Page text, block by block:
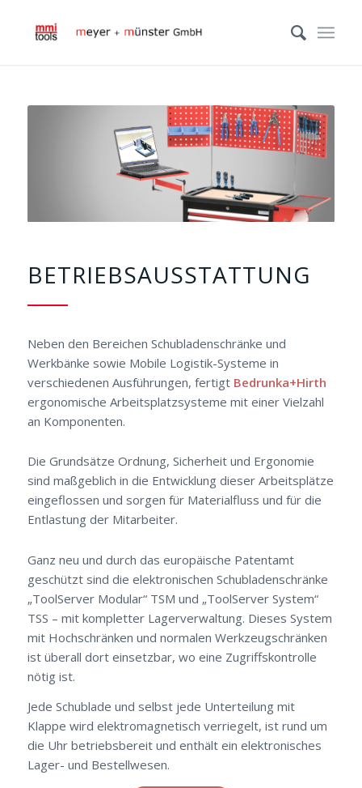
BETRIEBSAUSSTATTUNG
Neben den Bereichen Schubladenschränke und
Werkbänke sowie Mobile Logistik-Systeme in
verschiedenen Ausführungen, fertigt Bedrunka+Hirth
ergonomische Arbeitsplatzsysteme mit einer Vielzahl
an Komponenten.
Die Grundsätze Ordnung, Sicherheit und Ergonomie
sind maßgeblich in die Entwicklung dieser Arbeitsplätze
eingeflossen und sorgen für Materialfluss und für die
Entlastung der Mitarbeiter.
Ganz neu und durch das europäische Patentamt
geschützt sind die elektronischen Schubladenschränke
„ToolServer Modular“ TSM und „ToolServer System“
TSS – mit kompletter Lagerverwaltung. Dieses System
mit Hochschränken und normalen Werkzeugschränken
ist überall dort einsetzbar, wo eine Zugriffskontrolle
nötig ist.
Jede Schublade und selbst jede Unterteilung mit
Klappe wird elektromagnetisch verriegelt, ist rund um
die Uhr betriebsbereit und enthält ein elektronisches
Lager- und Bestellwesen.